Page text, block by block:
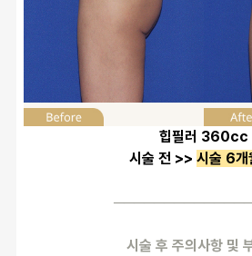
힙필러 360cc
시술 전 >> 시술 6개
시술 후 주의사항 및